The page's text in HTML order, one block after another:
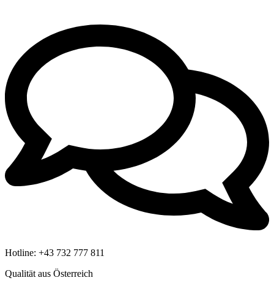
Hotline: +43 732 777 811
Qualität aus Österreich